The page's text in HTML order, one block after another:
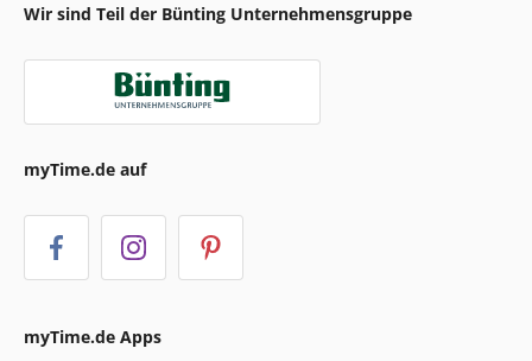
Wir sind Teil der Bünting Unternehmensgruppe
myTime.de auf
myTime.de Apps